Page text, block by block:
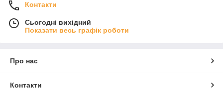
Контакти
Сьогодні вихідний
Показати весь графік роботи
Про нас
Контакти